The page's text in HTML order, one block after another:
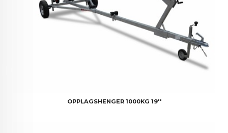
OPPLAGSHENGER 1000KG 19''